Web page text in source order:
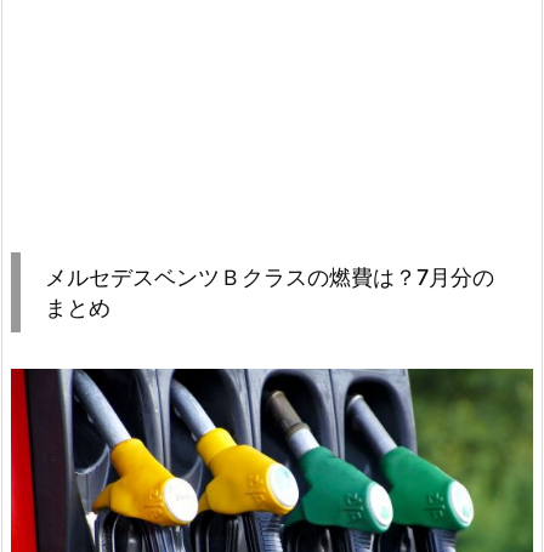
メルセデスベンツＢクラスの燃費は？7月分の
まとめ